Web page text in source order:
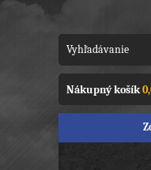
Nákupný košík